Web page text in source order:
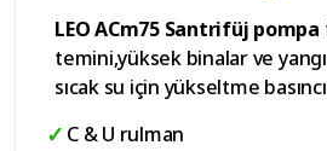
LEO ACm75 Santrifüj pompa
temini,yüksek binalar ve
sıcak su için yükseltme
C & U rulman